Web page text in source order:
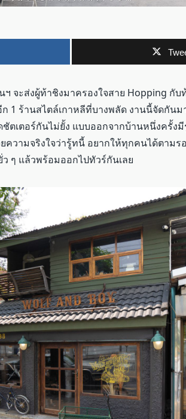
จะส่งผู้ท้าชิงมาครองใจสาย Hopping กับ
1 ร้านสไตล์เกาหลีที่บางพลัด งานนี้จัดกันม
ตเตอร์กันไม่ยั้ง แบบออกจากบ้านหนึ่งครั้ง
ความจริงใจว่ารู้ทนี้ อยากให้ทุกคนได้ตาม
ๆ แล้วพร้อมออกไปทัวร์กันเลย